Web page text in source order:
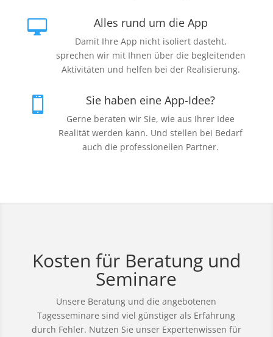
 Alles rund um die App
Damit Ihre App nicht isoliert dasteht,
sprechen wir mit Ihnen über die begleitenden
Aktivitäten und helfen bei der Realisierung.
 Sie haben eine App-Idee?
Gerne beraten wir Sie, wie aus Ihrer Idee
Realität werden kann. Und stellen bei Bedarf
auch die professionellen Partner.
Kosten für Beratung und
Seminare
Unsere Beratung und die angebotenen
Tagesseminare sind viel günstiger als Erfahrung
durch Fehler. Nutzen Sie unser Expertenwissen für